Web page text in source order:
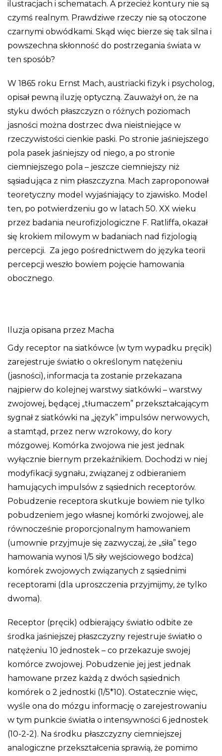
ilustracjach i schematach. A przecież kontury nie są
czymś realnym. Prawdziwe rzeczy nie są otoczone
czarnymi obwódkami. Skąd więc bierze się tak silna i
powszechna skłonność do postrzegania świata w
ten sposób?
W 1865 roku Ernst Mach, austriacki fizyk i psycholog,
opisał pewną iluzję optyczną. Zauważył on, że na
styku dwóch płaszczyzn o różnych poziomach
jasności można dostrzec dwa nieistniejące w
rzeczywistości cienkie paski. Po stronie jaśniejszego
pola pasek jaśniejszy od niego, a po stronie
ciemniejszego pola – jeszcze ciemniejszy niż
sąsiadująca z nim płaszczyzna. Mach zaproponował
teoretyczny model wyjaśniający to zjawisko. Model
ten, po potwierdzeniu go w latach 50. XX wieku
przez badania neurofizjologiczne F. Ratliffa, okazał
się krokiem milowym w badaniach nad fizjologią
percepcji. Za jego pośrednictwem do języka teorii
percepcji weszło bowiem pojęcie hamowania
obocznego.
Iluzja opisana przez Macha
Gdy receptor na siatkówce (w tym wypadku pręcik)
zarejestruje światło o określonym natężeniu
(jasności), informacja ta zostanie przekazana
najpierw do kolejnej warstwy siatkówki – warstwy
zwojowej, będącej „tłumaczem” przekształcającym
sygnał z siatkówki na „język” impulsów nerwowych,
a stamtąd, przez nerw wzrokowy, do kory
mózgowej. Komórka zwojowa nie jest jednak
wyłącznie biernym przekaźnikiem. Dochodzi w niej
modyfikacji sygnału, związanej z odbieraniem
hamujących impulsów z sąsiednich receptorów.
Pobudzenie receptora skutkuje bowiem nie tylko
pobudzeniem jego własnej komórki zwojowej, ale
równocześnie proporcjonalnym hamowaniem
(umownie przyjmuje się zazwyczaj, że „siła” tego
hamowania wynosi 1/5 siły wejściowego bodźca)
komórek zwojowych związanych z sąsiednimi
receptorami (dla uproszczenia przyjmijmy, że tylko
dwoma).
Receptor (pręcik) odbierający światło odbite ze
środka jaśniejszej płaszczyzny rejestruje światło o
natężeniu 10 jednostek – co przekazuje swojej
komórce zwojowej. Pobudzenie jej jest jednak
hamowane przez każdą z dwóch sąsiednich
komórek o 2 jednostki (1/5*10). Ostatecznie więc,
wyśle ona do mózgu informację o zarejestrowaniu
w tym punkcie światła o intensywności 6 jednostek
(10-2-2). Na środku płaszczyzny ciemniejszej
analogiczne przekształcenia sprawią, że pomimo